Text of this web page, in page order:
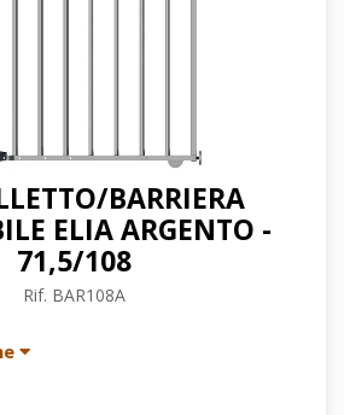
BARRIERA
ELIA ARGENTO -
71,5/108
Rif. BAR108A